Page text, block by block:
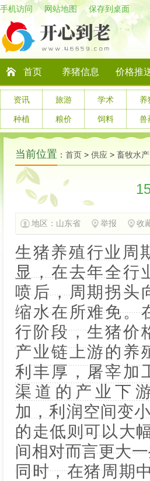
手机访问 网站地图 保存到桌面
首页 养猪信息 价格推
资讯 旅游 学术 养
种植 粮价 饲料 兽
当前位置 ： 首页 > 供应 > 畜牧水产
地区： 山东省 举报 收
生猪养殖行业周
显，在去年全行
喷后，周期拐头
缩水在所难免。
行阶段，生猪价
产业链上游的养
利丰厚，屠宰加
渠道的产业下
加，利润空间变
的走低则可以大
间相对而言更大
同时，在猪周期